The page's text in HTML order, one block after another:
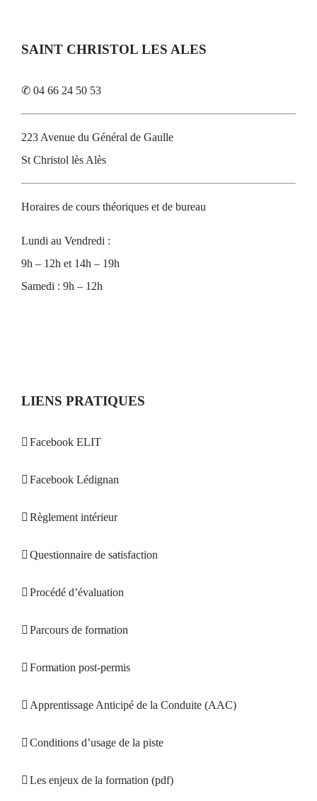
SAINT CHRISTOL LES ALES
✆ 04 66 24 50 53
223 Avenue du Général de Gaulle
St Christol lès Alès
Horaires de cours théoriques et de bureau
Lundi au Vendredi :
9h – 12h et 14h – 19h
Samedi : 9h – 12h
LIENS PRATIQUES
Facebook ELIT
Facebook Lédignan
Règlement intérieur
Questionnaire de satisfaction
Procédé d’évaluation
Parcours de formation
Formation post-permis
Apprentissage Anticipé de la Conduite (AAC)
Conditions d’usage de la piste
Les enjeux de la formation (pdf)